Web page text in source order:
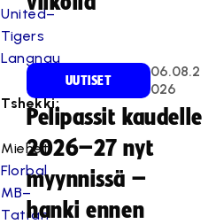
United–
Tigers
Langnau
Tshekki:
Miehet:
Florbal
MB–
Tatran
UUTISET
06.08.2
026
Pelipassit kaudelle
2026–27 nyt
myynnissä –
hanki ennen